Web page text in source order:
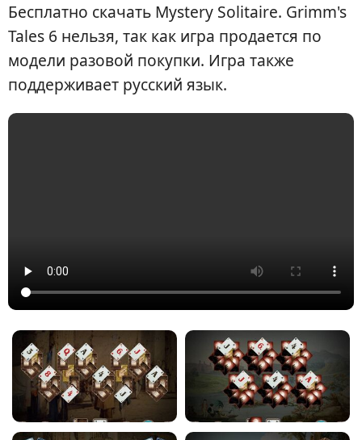
Бесплатно скачать Mystery Solitaire. Grimm's
Tales 6 нельзя, так как игра продается по
модели разовой покупки. Игра также
поддерживает русский язык.